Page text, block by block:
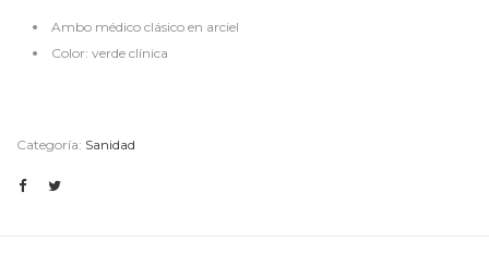
Ambo médico clásico en arciel
Color: verde clínica
Categoría: Sanidad